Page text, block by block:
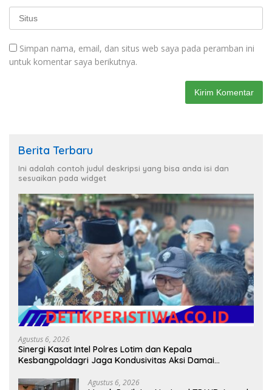
Simpan nama, email, dan situs web saya pada peramban ini
untuk komentar saya berikutnya.
Berita Terbaru
Ini adalah contoh judul deskripsi yang bisa anda isi dan
sesuaikan pada widget
Agustus 6, 2026
Sinergi Kasat Intel Polres Lotim dan Kepala
Kesbangpoldagri Jaga Kondusivitas Aksi Damai
Agustus 6, 2026